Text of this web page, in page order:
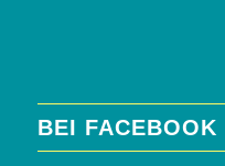
BEI FACEBOOK